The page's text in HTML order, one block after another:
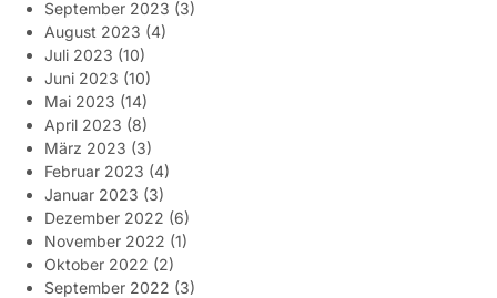
September 2023 (3)
August 2023 (4)
Juli 2023 (10)
Juni 2023 (10)
Mai 2023 (14)
April 2023 (8)
März 2023 (3)
Februar 2023 (4)
Januar 2023 (3)
Dezember 2022 (6)
November 2022 (1)
Oktober 2022 (2)
September 2022 (3)